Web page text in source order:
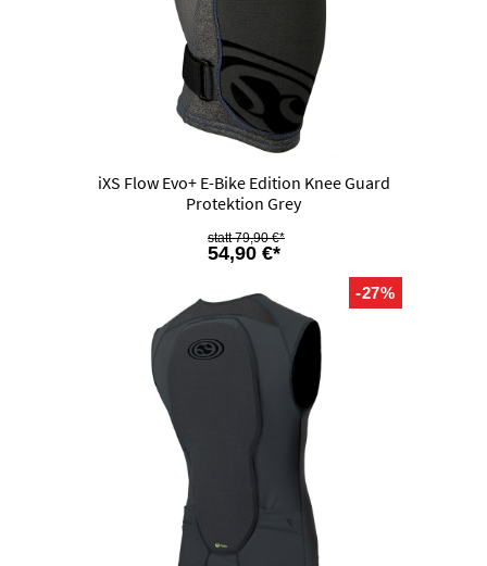
iXS Flow Evo+ E-Bike Edition Knee Guard
Protektion Grey
54,90 €*
79,90 €*
-27%